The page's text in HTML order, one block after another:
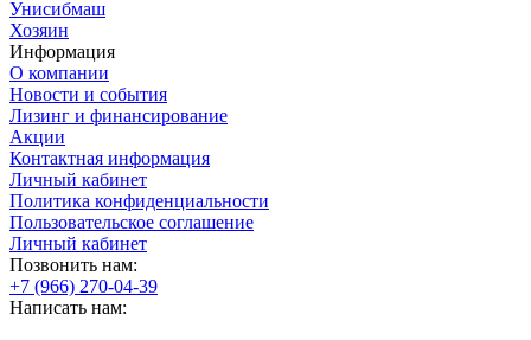
Унисибмаш
Хозяин
Информация
О компании
Новости и события
Лизинг и финансирование
Акции
Контактная информация
Личный кабинет
Политика конфиденциальности
Пользовательское соглашение
Личный кабинет
Позвонить нам:
+7 (966) 270-04-39
Написать нам: